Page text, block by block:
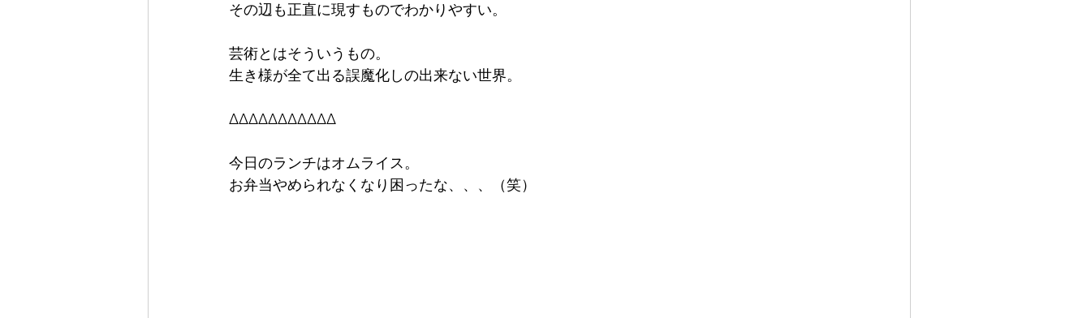
その辺も正直に現すものでわかりやすい。
芸術とはそういうもの。
生き様が全て出る誤魔化しの出来ない世界。
∆∆∆∆∆∆∆∆∆∆∆
今日のランチはオムライス。
お弁当やめられなくなり困ったな、、、（笑）